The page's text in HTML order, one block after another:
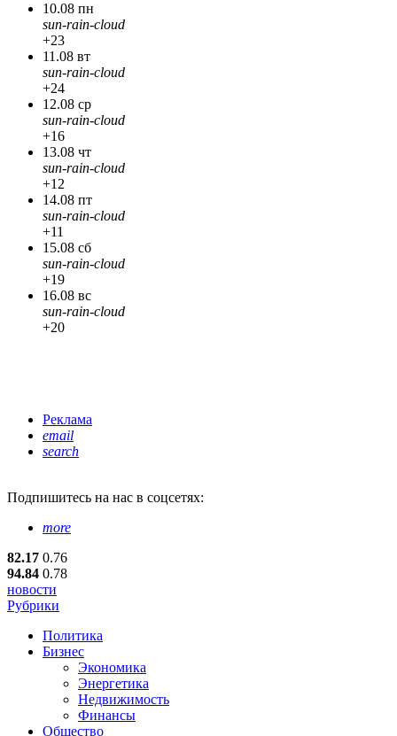
10.08 пн
sun-rain-cloud
+23
11.08 вт
sun-rain-cloud
+24
12.08 ср
sun-rain-cloud
+16
13.08 чт
sun-rain-cloud
+12
14.08 пт
sun-rain-cloud
+11
15.08 сб
sun-rain-cloud
+19
16.08 вс
sun-rain-cloud
+20
Реклама
email
search
Подпишитесь на нас в соцсетях:
more
82.17 0.76
94.84 0.78
новости
Рубрики
Политика
Бизнес
Экономика
Энергетика
Недвижимость
Финансы
Общество